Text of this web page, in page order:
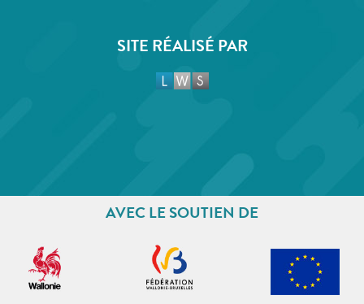
SITE RÉALISÉ PAR
AVEC LE SOUTIEN DE